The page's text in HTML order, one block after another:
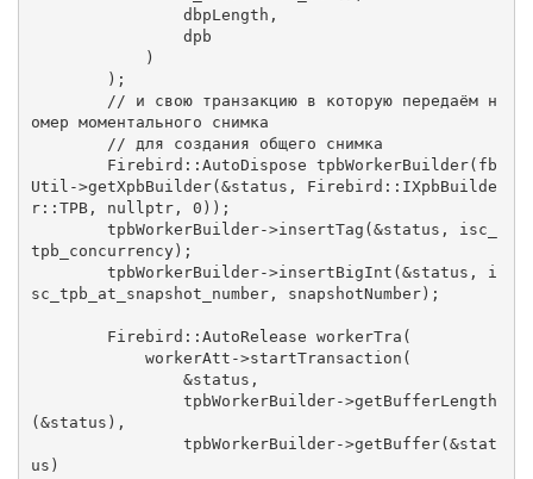
        )
;
// и свою транзакцию в которую передаём н
омер моментального снимка
// для создания общего снимка
Firebird::AutoDispose tpbWorkerBuilder(fb
Util->getXpbBuilder(&status, Firebird::IXpbBuilde
r::TPB, nullptr, 0 )) ;
tpb_concurrency);
sc_tpb_at_snapshot_number, snapshotNumber);
Firebird::AutoRelease workerTra (
(&status),
us)